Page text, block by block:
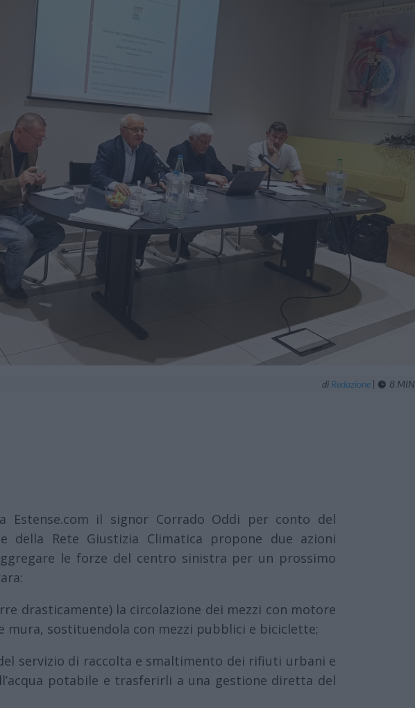
di Redazione|  8 MIN
Estense.com il signor Corrado Oddi per conto del
della Rete Giustizia Climatica propone due azioni
le forze del centro sinistra per un prossimo
drasticamente) la circolazione dei mezzi con motore
mura, sostituendola con mezzi pubblici e biciclette;
servizio di raccolta e smaltimento dei rifiuti urbani e
potabile e trasferirli a una gestione diretta del